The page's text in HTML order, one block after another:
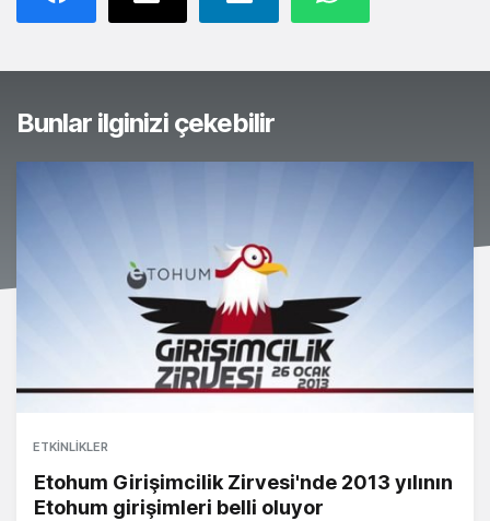
Bunlar ilginizi çekebilir
ETKINLIKLER
Etohum Girişimcilik Zirvesi'nde 2013 yılının
Etohum girişimleri belli oluyor